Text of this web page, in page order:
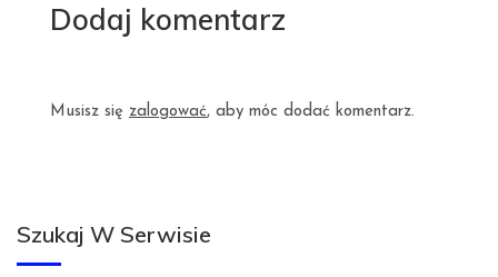
Dodaj komentarz
Musisz się zalogować, aby móc dodać komentarz.
Szukaj W Serwisie